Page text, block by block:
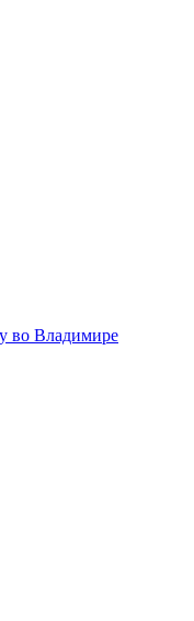
во Владимире